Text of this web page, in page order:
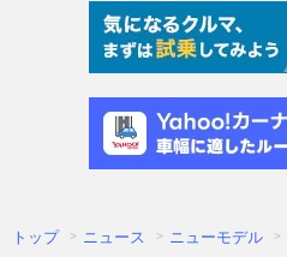
トップ ニュース ニューモデル